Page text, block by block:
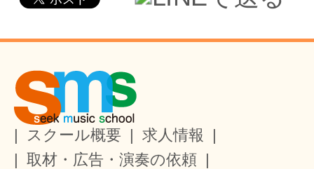
| スクール概要 | 求人情報
|
| 取材・広告・演奏の依頼 |